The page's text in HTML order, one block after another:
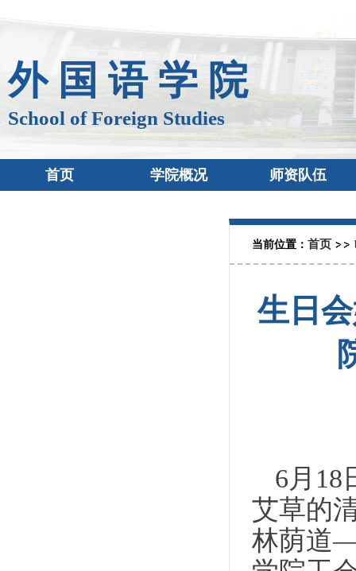
外 国 语 学 院
School of Foreign Studies
首页 学院概况 师资队伍
当前位置： 首页
生日
6月18
艾草的
林荫道